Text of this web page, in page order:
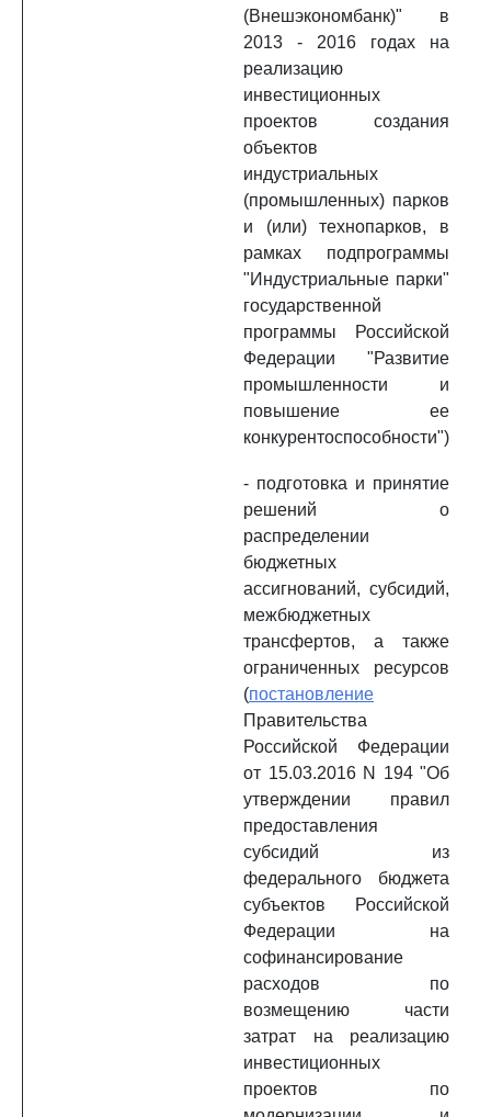
(Внешэкономбанк)" в
2013 - 2016 годах на
реализацию
инвестиционных
проектов создания
объектов
индустриальных
(промышленных) парков
и (или) технопарков, в
рамках подпрограммы
"Индустриальные парки"
государственной
программы Российской
Федерации "Развитие
промышленности и
повышение ее
конкурентоспособности")
- подготовка и принятие
решений о
распределении
бюджетных
ассигнований, субсидий,
межбюджетных
трансфертов, а также
ограниченных ресурсов
(постановление
Правительства
Российской Федерации
от 15.03.2016 N 194 "Об
утверждении правил
предоставления
субсидий из
федерального бюджета
субъектов Российской
Федерации на
софинансирование
расходов по
возмещению части
затрат на реализацию
инвестиционных
проектов по